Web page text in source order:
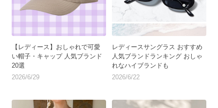
【レディース】おしゃれで可愛
い帽子・キャップ 人気ブランド
20選
2026/6/29
レディースサングラス おすすめ
人気ブランドランキング おしゃ
れなハイブランドも
2026/6/22